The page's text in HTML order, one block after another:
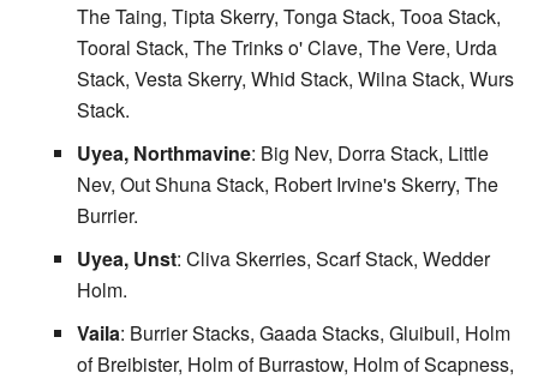
The Taing, Tipta Skerry, Tonga Stack, Tooa Stack,
Tooral Stack, The Trinks o' Clave, The Vere, Urda
Stack, Vesta Skerry, Whid Stack, Wilna Stack, Wurs
Stack.
Uyea, Northmavine: Big Nev, Dorra Stack, Little
Nev, Out Shuna Stack, Robert Irvine's Skerry, The
Burrier.
Uyea, Unst: Cliva Skerries, Scarf Stack, Wedder
Holm.
Vaila: Burrier Stacks, Gaada Stacks, Gluibuil, Holm
of Breibister, Holm of Burrastow, Holm of Scapness,